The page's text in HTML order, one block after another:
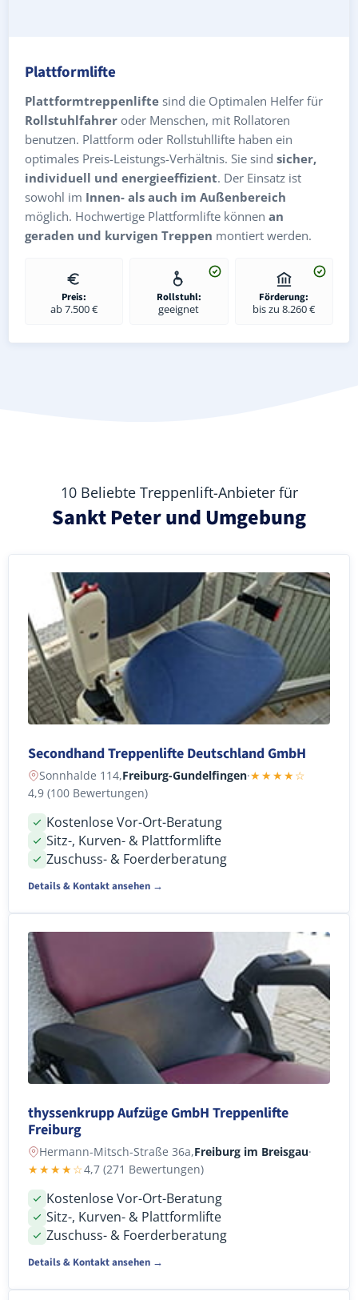
Plattformlifte
Plattformtreppenlifte sind die Optimalen Helfer für
Rollstuhlfahrer oder Menschen, mit Rollatoren
benutzen. Plattform oder Rollstuhllifte haben ein
optimales Preis-Leistungs-Verhältnis. Sie sind sicher,
individuell und energieeffizient. Der Einsatz ist
sowohl im Innen- als auch im Außenbereich
möglich. Hochwertige Plattformlifte können an
geraden und kurvigen Treppen montiert werden.
Preis:
ab 7.500 €
Rollstuhl:
geeignet
Förderung:
bis zu 8.260 €
10 Beliebte Treppenlift-Anbieter für
Sankt Peter und Umgebung
Secondhand Treppenlifte Deutschland GmbH
Sonnhalde 114,Freiburg-Gundelfingen·★★★★☆
4,9 (100 Bewertungen)
Kostenlose Vor-Ort-Beratung
Sitz-, Kurven- & Plattformlifte
Zuschuss- & Foerderberatung
Details & Kontakt ansehen →
thyssenkrupp Aufzüge GmbH Treppenlifte
Freiburg
Hermann-Mitsch-Straße 36a,Freiburg im Breisgau·
★★★★☆4,7 (271 Bewertungen)
Kostenlose Vor-Ort-Beratung
Sitz-, Kurven- & Plattformlifte
Zuschuss- & Foerderberatung
Details & Kontakt ansehen →